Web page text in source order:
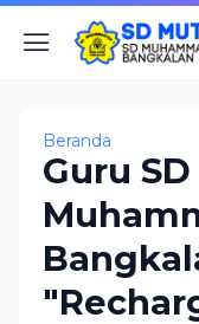
Beranda
Guru SD